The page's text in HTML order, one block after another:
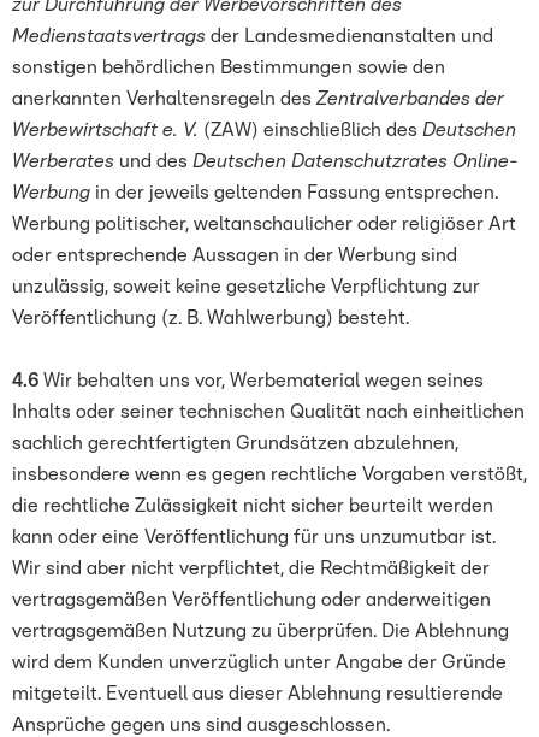
zur Durchführung der Werbevorschriften des
Medienstaatsvertrags der Landesmedienanstalten und
sonstigen behördlichen Bestimmungen sowie den
anerkannten Verhaltensregeln des Zentralverbandes der
Werbewirtschaft e. V. (ZAW) einschließlich des Deutschen
Werberates und des Deutschen Datenschutzrates Online-
Werbung in der jeweils geltenden Fassung entsprechen.
Werbung politischer, weltanschaulicher oder religiöser Art
oder entsprechende Aussagen in der Werbung sind
unzulässig, soweit keine gesetzliche Verpflichtung zur
Veröffentlichung (z. B. Wahlwerbung) besteht.
4.6 Wir behalten uns vor, Werbematerial wegen seines
Inhalts oder seiner technischen Qualität nach einheitlichen
sachlich gerechtfertigten Grundsätzen abzulehnen,
insbesondere wenn es gegen rechtliche Vorgaben verstößt,
die rechtliche Zulässigkeit nicht sicher beurteilt werden
kann oder eine Veröffentlichung für uns unzumutbar ist.
Wir sind aber nicht verpflichtet, die Rechtmäßigkeit der
vertragsgemäßen Veröffentlichung oder anderweitigen
vertragsgemäßen Nutzung zu überprüfen. Die Ablehnung
wird dem Kunden unverzüglich unter Angabe der Gründe
mitgeteilt. Eventuell aus dieser Ablehnung resultierende
Ansprüche gegen uns sind ausgeschlossen.